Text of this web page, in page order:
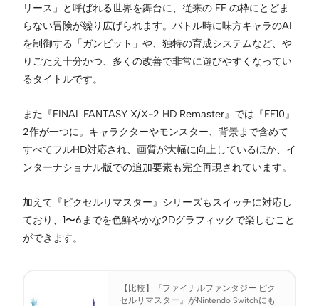
リース」と呼ばれる世界を舞台に、従来の FF の枠にとどま
らない冒険が繰り広げられます。バトル時に味方キャラのAI
を制御する「ガンビット」や、独特の育成システムなど、や
りごたえ十分かつ、多くの改善で非常に遊びやすくなってい
るタイトルです。
また『FINAL FANTASY X/X-2 HD Remaster』では『FF10』
2作が一つに。キャラクターやモンスター、背景まで含めて
すべてフルHD対応され、画質が大幅に向上しているほか、イ
ンターナショナル版での追加要素も完全再現されています。
加えて『ピクセルリマスター』シリーズもスイッチに対応し
ており、1〜6までを色鮮やかな2Dグラフィックで楽しむこと
ができます。
【比較】『ファイナルファンタジー ピク
セルリマスター』がNintendo Switchにも